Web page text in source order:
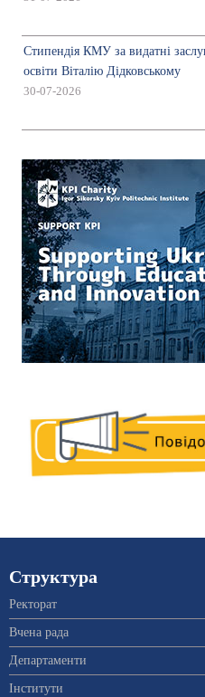
Стипендія КМУ за видатні
освіти Віталію Дідковському
30-07-2026
Структура
Ректорат
Вчена рада
Департаменти
Інститути